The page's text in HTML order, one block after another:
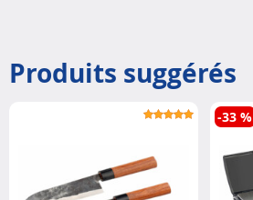
Produits suggérés
-33 %